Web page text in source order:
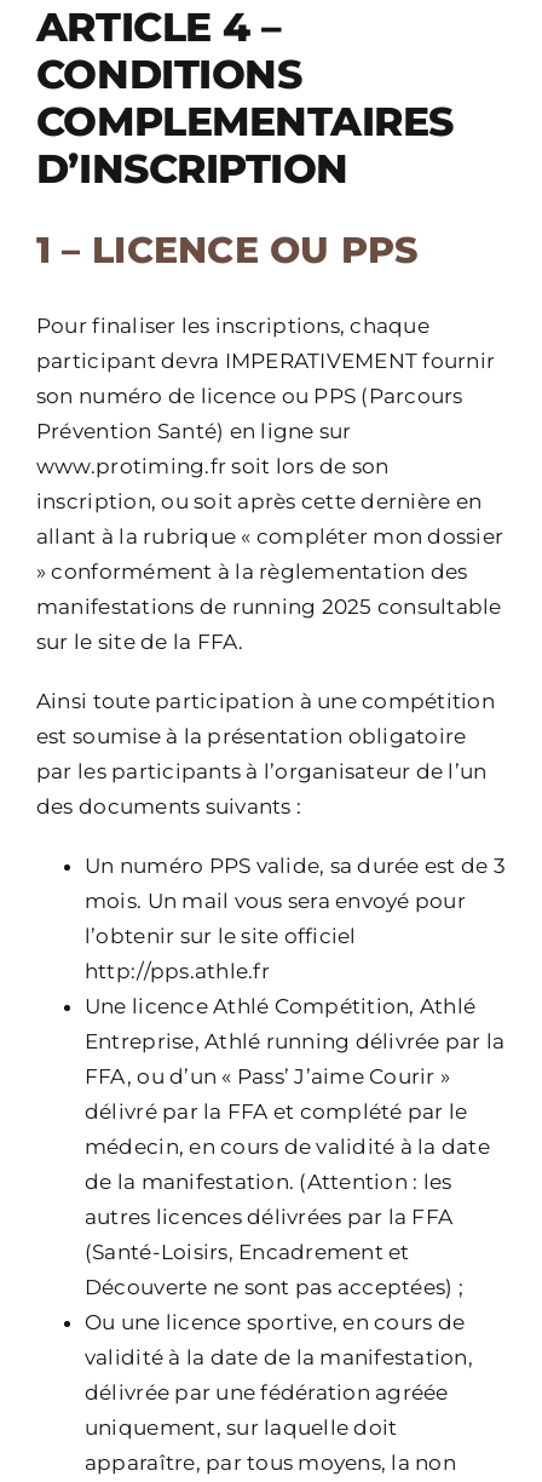
ARTICLE 4 –
CONDITIONS
COMPLEMENTAIRES
D’INSCRIPTION
1 – LICENCE OU PPS
Pour finaliser les inscriptions, chaque
participant devra IMPERATIVEMENT fournir
son numéro de licence ou PPS (Parcours
Prévention Santé) en ligne sur
www.protiming.fr soit lors de son
inscription, ou soit après cette dernière en
allant à la rubrique « compléter mon dossier
» conformément à la règlementation des
manifestations de running 2025 consultable
sur le site de la FFA.
Ainsi toute participation à une compétition
est soumise à la présentation obligatoire
par les participants à l’organisateur de l’un
des documents suivants :
Un numéro PPS valide, sa durée est de 3
mois. Un mail vous sera envoyé pour
l’obtenir sur le site officiel
http://pps.athle.fr
Une licence Athlé Compétition, Athlé
Entreprise, Athlé running délivrée par la
FFA, ou d’un « Pass’ J’aime Courir »
délivré par la FFA et complété par le
médecin, en cours de validité à la date
de la manifestation. (Attention : les
autres licences délivrées par la FFA
(Santé-Loisirs, Encadrement et
Découverte ne sont pas acceptées) ;
Ou une licence sportive, en cours de
validité à la date de la manifestation,
délivrée par une fédération agréée
uniquement, sur laquelle doit
apparaître, par tous moyens, la non